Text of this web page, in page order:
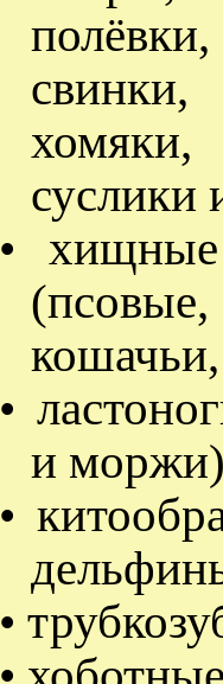
суслики
•
•
и
•
•